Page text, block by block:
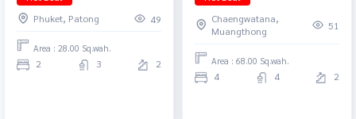
Phuket, Patong
49
Area : 28.00 Sq.wah.
2 3 2
เท่านั้น
Chaengwatana,
Muangthong
51
Area : 68.00 Sq.wah.
4 4 2